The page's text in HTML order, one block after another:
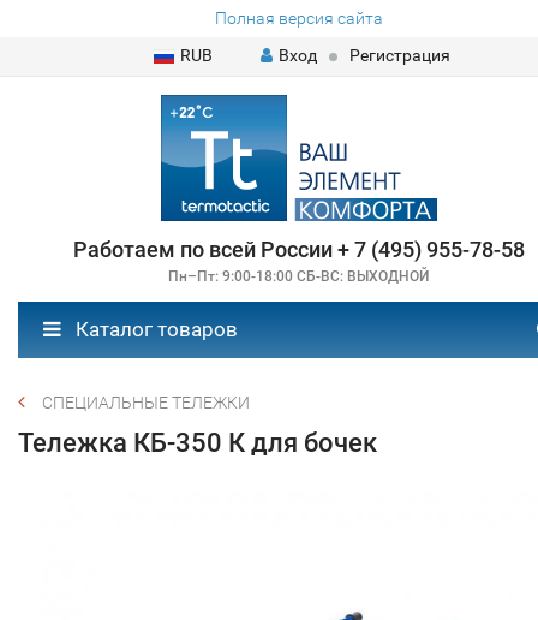
Полная версия сайта
RUB
Вход Регистрация
Работаем по всей России + 7 (495) 955-78-58
Пн–Пт: 9:00-18:00 СБ-ВС: ВЫХОДНОЙ
Каталог товаров
СПЕЦИАЛЬНЫЕ ТЕЛЕЖКИ
Тележка КБ-350 К для бочек